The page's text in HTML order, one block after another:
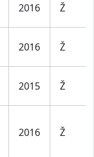
2016 Ž
2016 Ž
2015 Ž
2016 Ž